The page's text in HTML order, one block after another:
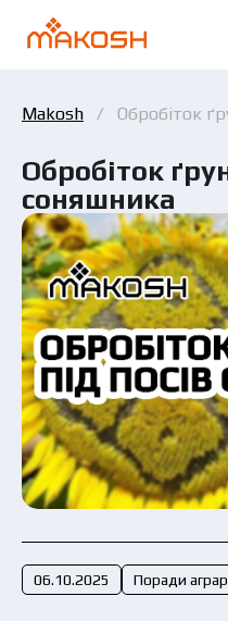
Makosh Обробіток
Обробіток
соняшника
06.10.2025 Поради
Ви ознайомилися
захисту